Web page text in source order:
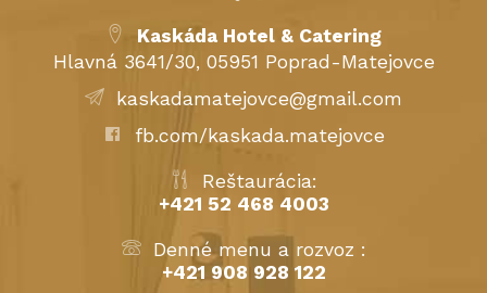
Kaskáda Hotel & Catering
Hlavná 3641/30, 05951 Poprad-Matejovce
kaskadamatejovce@gmail.com
fb.com/kaskada.matejovce
Reštaurácia:
+421 52 468 4003
Denné menu a rozvoz :
+421 908 928 122